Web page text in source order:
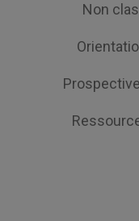
Non
Prospective